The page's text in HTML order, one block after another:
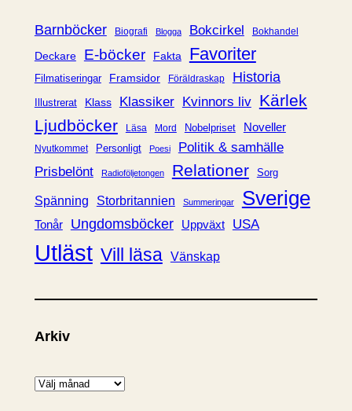
r
i
Barnböcker Biografi Blogga Bokcirkel Bokhandel
Deckare E-böcker Fakta Favoriter
Filmatiseringar Framsidor Föräldraskap Historia
Illustrerat Klass Klassiker Kvinnors liv Kärlek
Ljudböcker
Läsa Mord Nobelpriset Noveller
Nyutkommet Personligt Poesi
Politik & samhälle
Prisbelönt
Radioföljetongen Relationer Sorg
Spänning Storbritannien Summeringar Sverige
Tonår Ungdomsböcker Uppväxt USA
Utläst Vill läsa Vänskap
Arkiv
A